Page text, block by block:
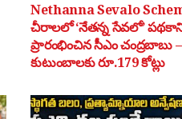
Nethanna Sevalo
చీరాలలో ‘నేతన్న సేవలో’
ప్రారంభించిన సీఎం చంద్రబాబు
కుటుంబాలకు రూ.179 కోట్లు